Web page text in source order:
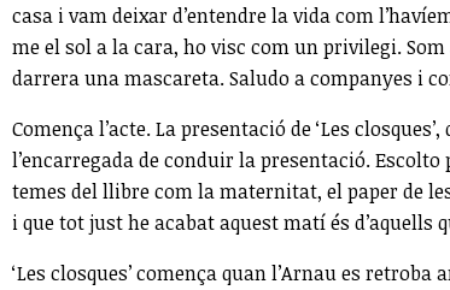
casa i vam deixar d’entendre la vida com
me el sol a la cara, ho visc com un privilegi.
darrera una mascareta. Saludo a companyes i
Comença l’acte. La presentació de ‘Les
l’encarregada de conduir la presentació.
temes del llibre com la maternitat, el paper de
i que tot just he acabat aquest matí és d’aquells
‘Les closques’ comença quan l’Arnau es